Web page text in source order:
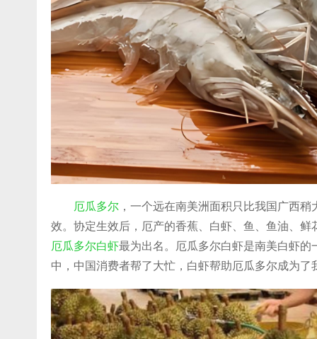
厄瓜多尔 ，一个远在南美洲面积只比我国广西
效。协定生效后，厄产的香蕉、白虾、鱼、鱼油、
厄瓜多尔白虾最为出名。厄瓜多尔白虾是南美白虾
中，中国消费者帮了大忙，白虾帮助厄瓜多尔成为